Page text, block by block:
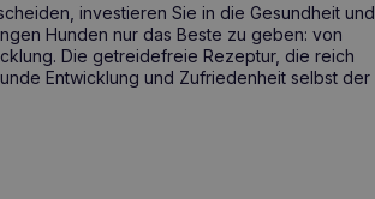
investieren Sie in die Gesundheit und
Hunden nur das Beste zu geben: von
Die getreidefreie Rezeptur, die reich
Entwicklung und Zufriedenheit selbst der